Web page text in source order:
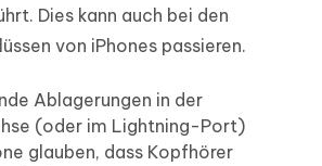
Dies kann auch bei den
von iPhones passieren.
Ablagerungen in der
(oder im Lightning-Port)
glauben, dass Kopfhörer